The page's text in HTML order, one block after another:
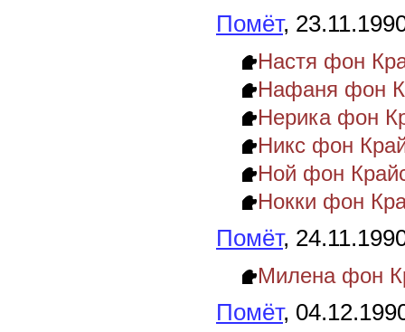
Помёт,
Настя фон
Нафаня фон
Нерика фон
Никс фон
Ной фон
Нокки фон
Помёт,
Милена фон
Помёт,